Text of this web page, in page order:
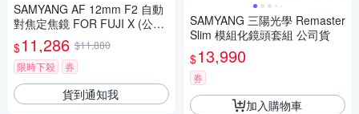
SAMYANG AF 12mm F2 自動
對焦定焦鏡 FOR FUJI X (公司
貨)
$11,286 $11,880
限時下殺
券
貨到通知我
SAMYANG 三陽光學 Remaster
Slim 模組化鏡頭套組 公司貨
$13,990
券
加入購物車